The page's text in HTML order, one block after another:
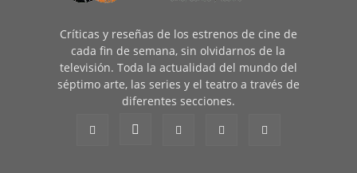
Críticas y reseñas de los estrenos de cine de
cada fin de semana, sin olvidarnos de la
televisión. Toda la actualidad del mundo del
séptimo arte, las series y el teatro a través de
diferentes secciones.